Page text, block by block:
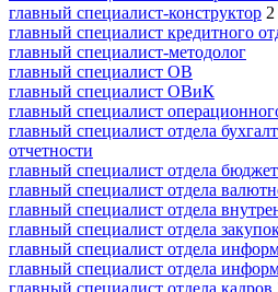
главный специалист-конструктор 2
главный специалист кредитного
главный специалист-методолог
главный специалист ОВ
главный специалист ОВиК
главный специалист
главный специалист отдела
отчетности
главный специалист отдела
главный специалист отдела
главный специалист отдела
главный специалист отдела
главный специалист отдела
главный специалист отдела
главный специалист отдела кадров